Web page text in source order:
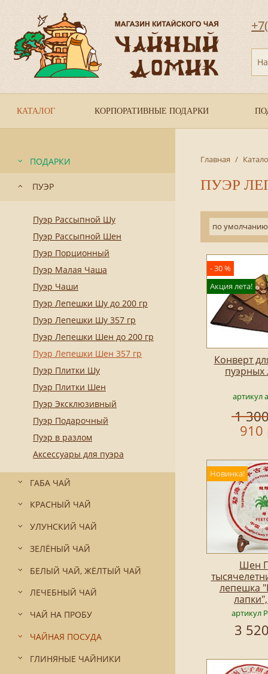
КАТАЛОГ КОРПОРАТИВНЫЕ ПОДАРКИ
ПОДАРКИ
ПУЭР
Пуэр Рассыпной Шу
Пуэр Рассыпной Шен
Пуэр Порционный
Пуэр Малая Чаша
Пуэр Чаши
Пуэр Лепешки Шу до 200 гр
Пуэр Лепешки Шу 357 гр
Пуэр Лепешки Шен до 200 гр
Пуэр Лепешки Шен 357 гр
Пуэр Плитки Шу
Пуэр Плитки Шен
Пуэр Эксклюзивный
Пуэр Подарочный
Пуэр в разлом
Аксессуары для пуэра
ГАБА ЧАЙ
КРАСНЫЙ ЧАЙ
УЛУНСКИЙ ЧАЙ
ЗЕЛЁНЫЙ ЧАЙ
БЕЛЫЙ ЧАЙ, ЖЁЛТЫЙ ЧАЙ
ЛЕЧЕБНЫЙ ЧАЙ
ЧАЙ НА ПРОБУ
ЧАЙНАЯ ПОСУДА
ГЛИНЯНЫЕ ЧАЙНИКИ
Главная /
ПУЭР
по умолчанию
- 30 %
Акция лета!
Конверт
артикул
1
910
Новинка!
Шен
лепешка
артикул
3